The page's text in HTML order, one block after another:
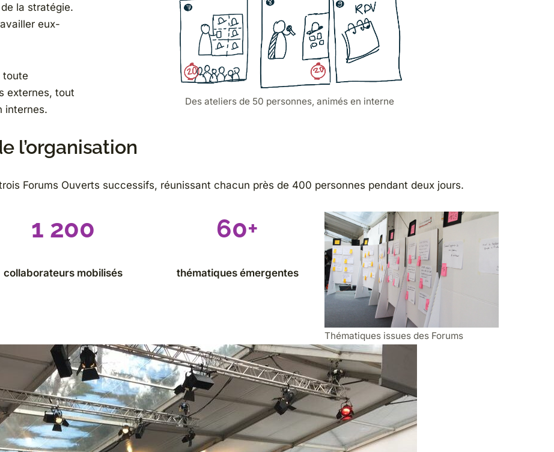
la stratégie.
eux-
toute
externes, tout
internes.
Des ateliers de 50 personnes, animés en interne
l’organisation
Forums Ouverts successifs, réunissant chacun près de 400 personnes pendant deux jours.
1 200
collaborateurs mobilisés
60+
thématiques émergentes
Thématiques issues des Forums